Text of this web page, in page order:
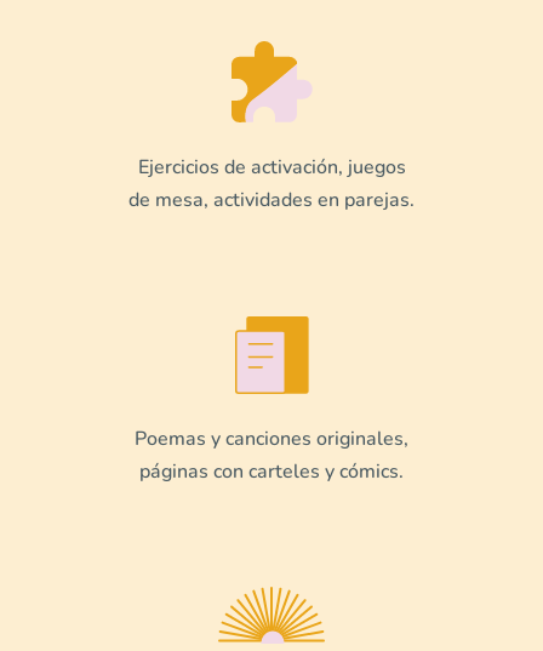
Ejercicios de activación, juegos
de mesa, actividades en parejas.
Poemas y canciones originales,
páginas con carteles y cómics.